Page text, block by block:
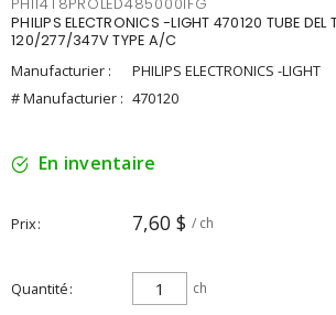
PHI14T8PROLED485000IFG
PHILIPS ELECTRONICS -LIGHT 470120 TUBE
120/277/347V TYPE A/C
Manufacturier :
PHILIPS ELECTRONICS -LIGHT
# Manufacturier : 470120
En inventaire
Prix 7,60 $ / ch
Quantité ch